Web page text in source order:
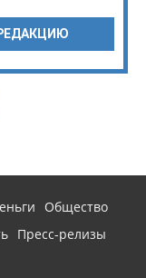
Общество
Пресс-релизы